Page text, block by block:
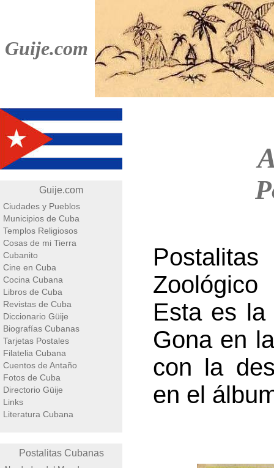
Guije.com
Guije.com
Ciudades y Pueblos
Municipios de Cuba
Templos Religiosos
Cosas de mi Tierra
Cubanito
Cine en Cuba
Cocina Cubana
Libros de Cuba
Revistas de Cuba
Diccionario Güije
Biografías Cubanas
Tarjetas Postales
Filatelia Cubana
Cuentos de Antaño
Fotos de Cuba
Directorio Güije
Links
Literatura Cubana
Postalitas Cubanas
Esta es la
Gona en
con la
en el